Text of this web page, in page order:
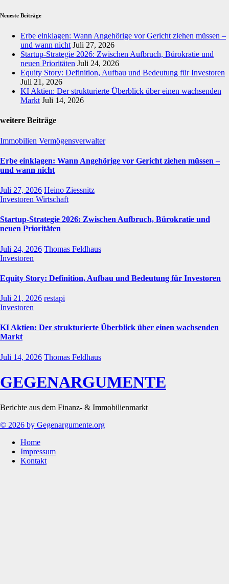
Neueste Beiträge
Erbe einklagen: Wann Angehörige vor Gericht ziehen müssen –
und wann nicht Juli 27, 2026
Startup-Strategie 2026: Zwischen Aufbruch, Bürokratie und
neuen Prioritäten Juli 24, 2026
Equity Story: Definition, Aufbau und Bedeutung für Investoren
Juli 21, 2026
KI Aktien: Der strukturierte Überblick über einen wachsenden
Markt Juli 14, 2026
weitere Beiträge
Immobilien Vermögensverwalter
Erbe einklagen: Wann Angehörige vor Gericht ziehen müssen –
und wann nicht
Juli 27, 2026 Heino Ziessnitz
Investoren Wirtschaft
Startup-Strategie 2026: Zwischen Aufbruch, Bürokratie und
neuen Prioritäten
Juli 24, 2026 Thomas Feldhaus
Investoren
Equity Story: Definition, Aufbau und Bedeutung für Investoren
Juli 21, 2026 restapi
Investoren
KI Aktien: Der strukturierte Überblick über einen wachsenden
Markt
Juli 14, 2026 Thomas Feldhaus
GEGENARGUMENTE
Berichte aus dem Finanz- & Immobilienmarkt
© 2026 by Gegenargumente.org
Home
Impressum
Kontakt